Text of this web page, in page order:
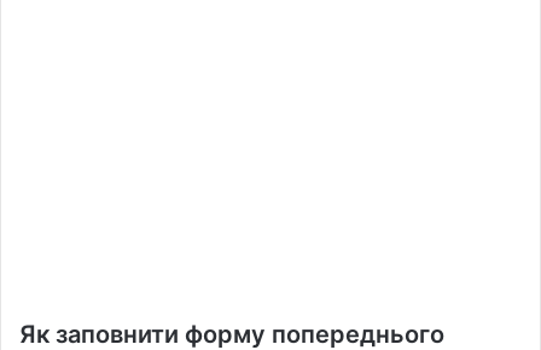
Як заповнити форму попереднього